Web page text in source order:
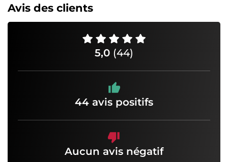
Avis des clients
5,0 (44)
44 avis positifs
Aucun avis négatif